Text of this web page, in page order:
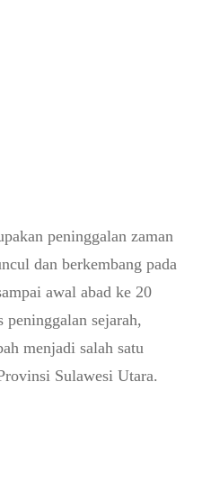
peninggalan zaman
dan berkembang pada
awal abad ke 20
sejarah,
menjadi salah satu
Sulawesi Utara.